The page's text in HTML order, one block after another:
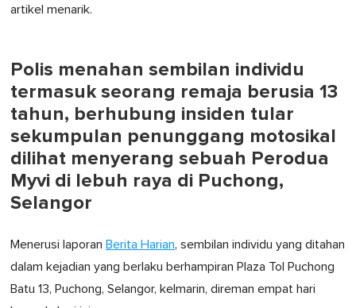
artikel menarik.
Polis menahan sembilan individu
termasuk seorang remaja berusia 13
tahun, berhubung insiden tular
sekumpulan penunggang motosikal
dilihat menyerang sebuah Perodua
Myvi di lebuh raya di Puchong,
Selangor
Menerusi laporan Berita Harian, sembilan individu yang ditahan
dalam kejadian yang berlaku berhampiran Plaza Tol Puchong
Batu 13, Puchong, Selangor, kelmarin, direman empat hari